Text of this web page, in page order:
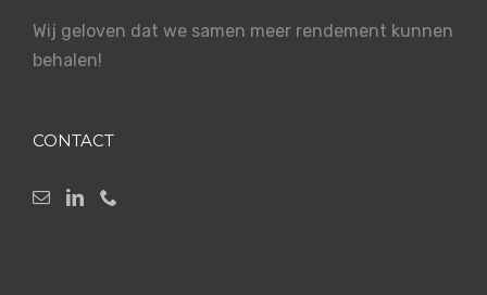
Wij geloven dat we samen meer rendement kunnen
behalen!
CONTACT